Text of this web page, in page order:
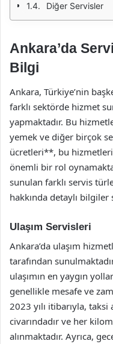
Diğer Servisler
Ankara’da
Bilgi
Ankara, Türkiye’nin
farklı sektörde hizmet
yapmaktadır. Bu
yemek ve diğer birçok
ücretleri**, bu
önemli bir rol
sunulan farklı servis
hakkında detaylı bilgiler
Ulaşım Servisleri
Ankara’da ulaşım
tarafından
ulaşımın en yaygın
genellikle mesafe ve
2023 yılı itibarıyla,
civarındadır ve her
alınmaktadır. Ayrıca,